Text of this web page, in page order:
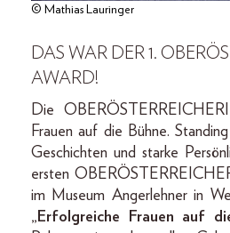
© Mathias Lauringer
DAS WAR DER 1.
AWARD!
Die
Frauen auf die Bühne.
Geschichten und starke
ersten
im Museum Angerlehner in
„Erfolgreiche Frauen auf